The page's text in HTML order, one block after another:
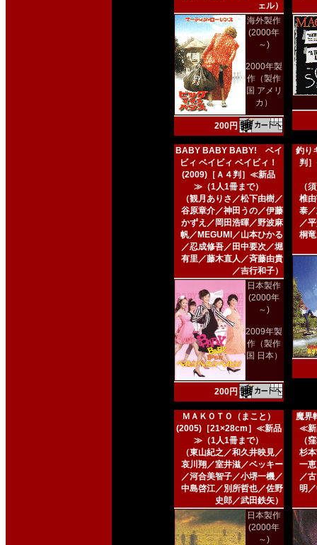
ェル）
海外製作
(2000年
～)
2000年製
作（製作
国 アメリ
カ）
200円
BABY BABY BABY! ベイ
ビィ ベイビィ ベイビィ！
(2009)［Ａ４判］≪新品
≫（1人1冊まで）
（観月ありさ／松下由樹／
谷原章介／神田うの／伊藤
かずえ／岡田浩暉／野波麻
帆／MEGUMI／山本ひかる
／忍成修吾／田中要次／堀
有里／藤木直人／斉藤由貴
／吉行和子）
日本製作
(2000年
～)
2009年製
作（製作
国 日本）
200円
釣り
判
（
椎
泰
／
桐
ＭＡＫＯＴＯ（まこと）
(2005)［21×28cm］≪新品
≫（1人1冊まで）
（東山紀之／和久井映見／
哀川翔／室井滋／ベッキー
／河合美智子／小堺一機／
中島啓江／別所哲也／佐野
史郎／武田鉄矢）
日本製作
(2000年
～)
魔界
≪新
（
杉
一
／
明